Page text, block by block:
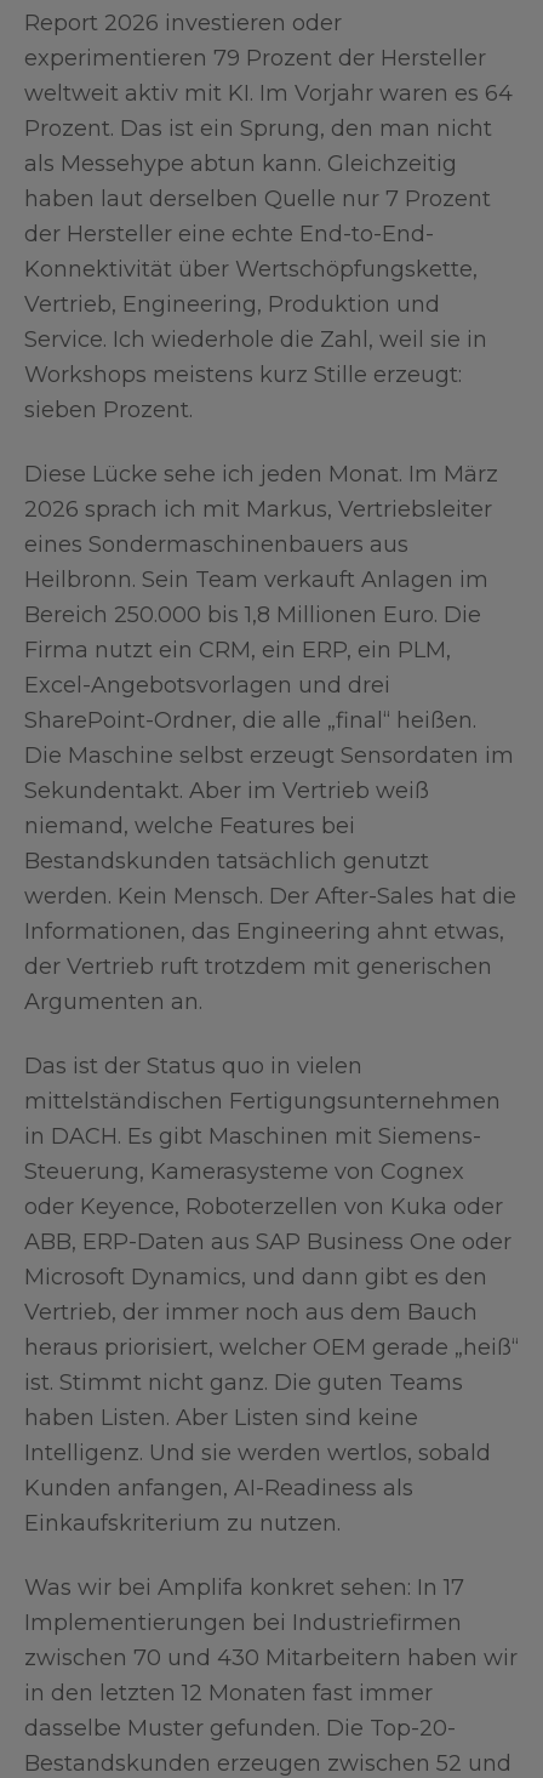
Report 2026 investieren oder
experimentieren 79 Prozent der Hersteller
weltweit aktiv mit KI. Im Vorjahr waren es 64
Prozent. Das ist ein Sprung, den man nicht
als Messehype abtun kann. Gleichzeitig
haben laut derselben Quelle nur 7 Prozent
der Hersteller eine echte End-to-End-
Konnektivität über Wertschöpfungskette,
Vertrieb, Engineering, Produktion und
Service. Ich wiederhole die Zahl, weil sie in
Workshops meistens kurz Stille erzeugt:
sieben Prozent.
Diese Lücke sehe ich jeden Monat. Im März
2026 sprach ich mit Markus, Vertriebsleiter
eines Sondermaschinenbauers aus
Heilbronn. Sein Team verkauft Anlagen im
Bereich 250.000 bis 1,8 Millionen Euro. Die
Firma nutzt ein CRM, ein ERP, ein PLM,
Excel-Angebotsvorlagen und drei
SharePoint-Ordner, die alle „final“ heißen.
Die Maschine selbst erzeugt Sensordaten im
Sekundentakt. Aber im Vertrieb weiß
niemand, welche Features bei
Bestandskunden tatsächlich genutzt
werden. Kein Mensch. Der After-Sales hat die
Informationen, das Engineering ahnt etwas,
der Vertrieb ruft trotzdem mit generischen
Argumenten an.
Das ist der Status quo in vielen
mittelständischen Fertigungsunternehmen
in DACH. Es gibt Maschinen mit Siemens-
Steuerung, Kamerasysteme von Cognex
oder Keyence, Roboterzellen von Kuka oder
ABB, ERP-Daten aus SAP Business One oder
Microsoft Dynamics, und dann gibt es den
Vertrieb, der immer noch aus dem Bauch
heraus priorisiert, welcher OEM gerade „heiß“
ist. Stimmt nicht ganz. Die guten Teams
haben Listen. Aber Listen sind keine
Intelligenz. Und sie werden wertlos, sobald
Kunden anfangen, AI-Readiness als
Einkaufskriterium zu nutzen.
Was wir bei Amplifa konkret sehen: In 17
Implementierungen bei Industriefirmen
zwischen 70 und 430 Mitarbeitern haben wir
in den letzten 12 Monaten fast immer
dasselbe Muster gefunden. Die Top-20-
Bestandskunden erzeugen zwischen 52 und